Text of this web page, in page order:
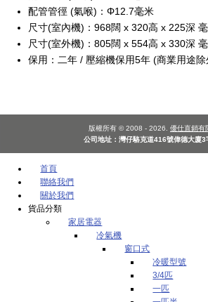
配管管徑 (氣喉)：Φ12.7毫米
尺寸(室內機)：968闊 x 320高 x 225深
尺寸(室外機)：805闊 x 554高 x 330深
保用：二年 / 壓縮機保用5年 (商業用途除
版權所有 © 2008 - 2026. 優仕直銷有
公司地址：灣仔駱克道416號偉德大廈3
首頁
聯絡我們
關於我們
貨品分類
家居電器
冷氣機
窗口式
冷暖型號
3/4匹
一匹